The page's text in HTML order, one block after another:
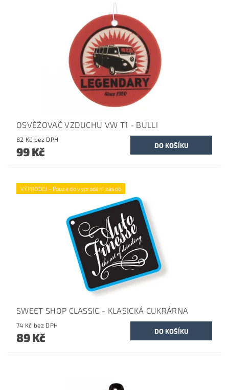
OSVĚŽOVAČ VZDUCHU VW T1 - BULLI
82 Kč bez DPH
99 Kč
VÝPRODEJ - Pouze do vyprodání zásob
SWEET SHOP CLASSIC - KLASICKÁ CUKRÁRNA
74 Kč bez DPH
89 Kč